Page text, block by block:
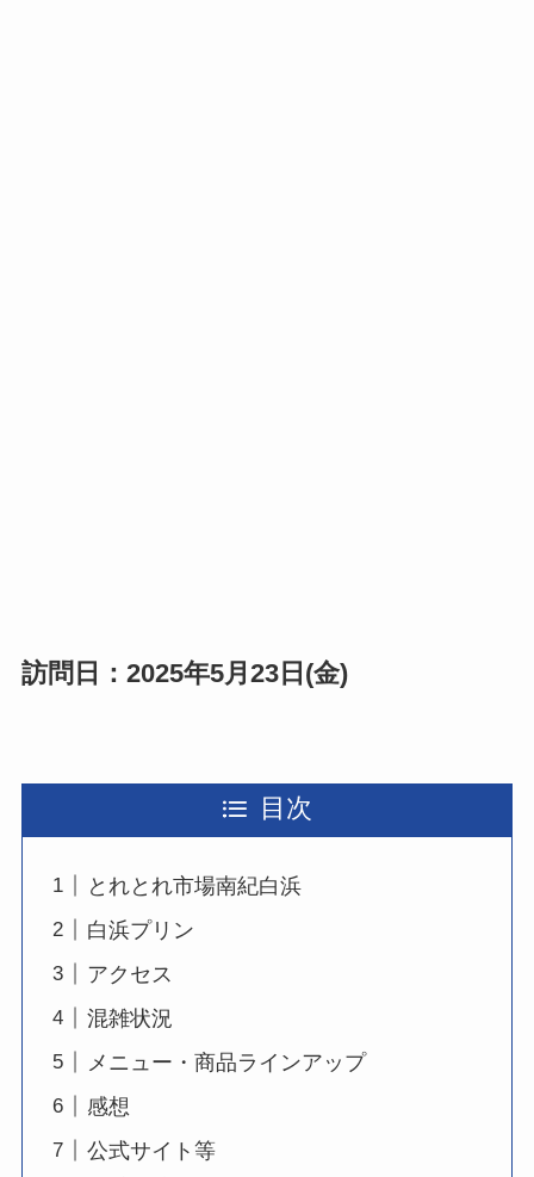
訪問日：2025年5月23日(金)
目次
とれとれ市場南紀白浜
白浜プリン
アクセス
混雑状況
メニュー・商品ラインアップ
感想
公式サイト等